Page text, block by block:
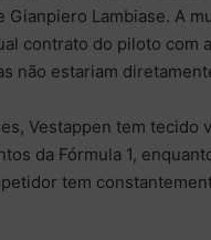
Gianpiero Lambiase. A
contrato do piloto com
não estariam
Vestappen tem tecido
da Fórmula 1,
tem